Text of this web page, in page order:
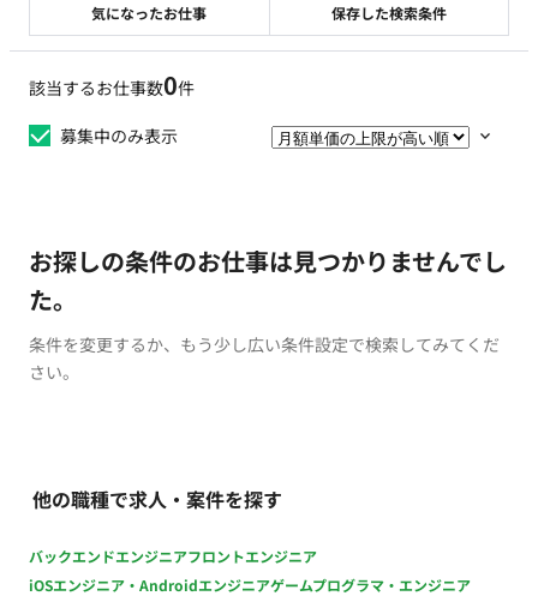
該当するお仕事数0件
募集中のみ表示
お探しの条件のお仕事は見つかりませんでし
た。
条件を変更するか、もう少し広い条件設定で検索してみてくだ
さい。
他の職種で求人・案件を探す
バックエンドエンジニアフロントエンジニア
iOSエンジニア・Androidエンジニアゲームプログラマ・エンジニア
気になったお仕事 保存した検索条件